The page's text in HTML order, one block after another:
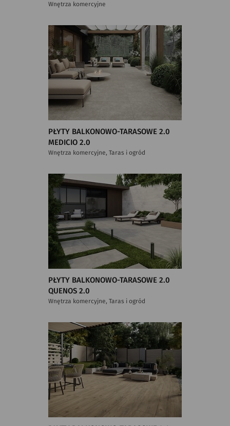
Wnętrza komercyjne
PŁYTY BALKONOWO-TARASOWE 2.0
MEDICIO 2.0
Wnętrza komercyjne, Taras i ogród
PŁYTY BALKONOWO-TARASOWE 2.0
QUENOS 2.0
Wnętrza komercyjne, Taras i ogród